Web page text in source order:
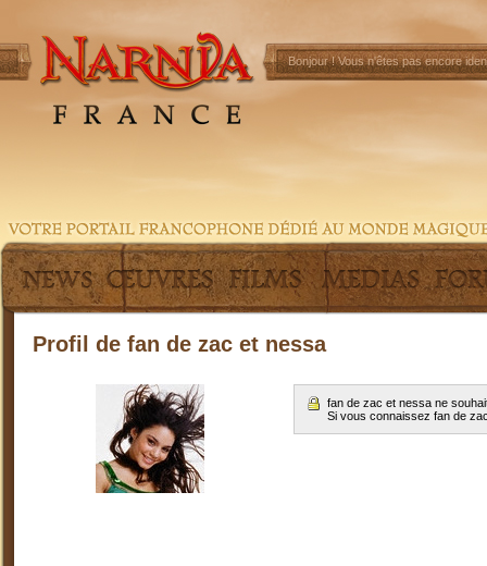
Bonjour !Vous n'êtes pas encore
Profil de fan de zac et nessa
fan de zac et nessa ne
Si vous connaissez fan de